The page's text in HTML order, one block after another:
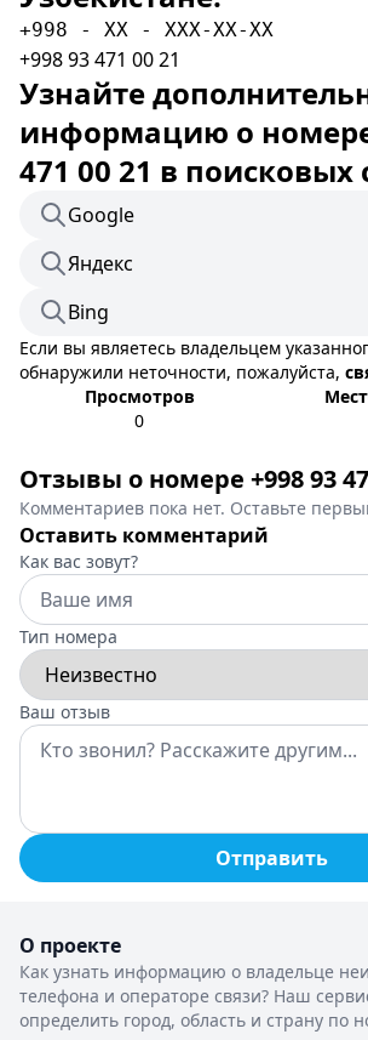
+998 - XX - XXX-XX-XX
+998 93 471 00 21
Узнайте
информацию о
471 00 21 в поисковых
Google
Яндекс
Bing
Если вы являетесь владельцем
обнаружили неточности, пожалуйста,
Просмотров
0
Отзывы о номере +998 93
Комментариев пока нет. Оставьте
Оставить комментарий
Как вас зовут?
Тип номера
Ваш отзыв
Отправить
О проекте
Как узнать информацию о владельце
телефона и операторе связи? Наш
определить город, область и страну по